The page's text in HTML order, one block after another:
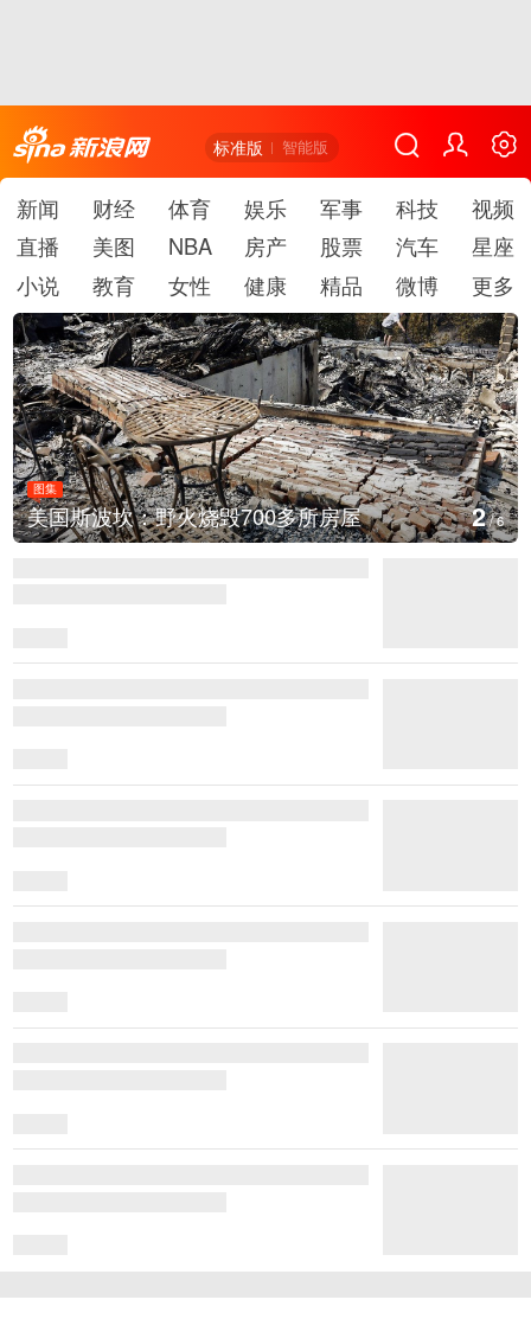
标准版 智能版
新闻 财经 体育 娱乐 军事 科技
视频
直播
美图 NBA 房产 股票 汽车
星座
小说
教育 女性 健康 精品 微博 更多
图集
美国斯波坎：野火烧毁700多所房屋 2/6